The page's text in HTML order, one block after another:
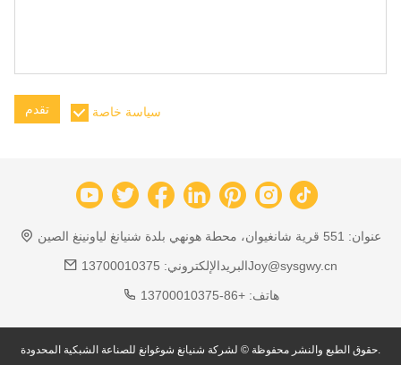
تقدم سياسة خاصة
عنوان: 551 قرية شانغيوان، محطة هونهي بلدة شنيانغ لياونينغ الصين
البريدالإلكتروني:13700010375Joy@sysgwy.cn
هاتف: +86-13700010375
حقوق الطبع والنشر محفوظة © لشركة شنيانغ شوغوانغ للصناعة الشبكية المحدودة.